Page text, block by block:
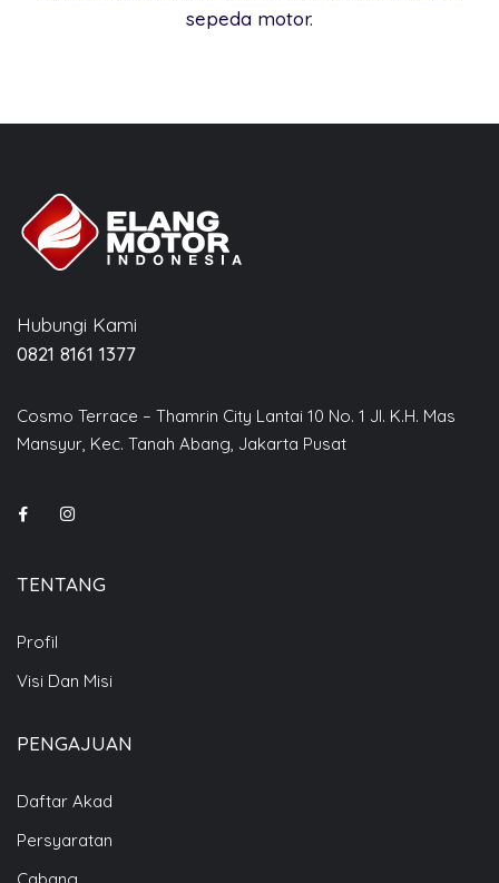
sepeda motor.
Hubungi Kami
0821 8161 1377
Cosmo Terrace – Thamrin City Lantai 10 No. 1 Jl. K.H. Mas
Mansyur, Kec. Tanah Abang, Jakarta Pusat
TENTANG
Profil
Visi Dan Misi
PENGAJUAN
Daftar Akad
Persyaratan